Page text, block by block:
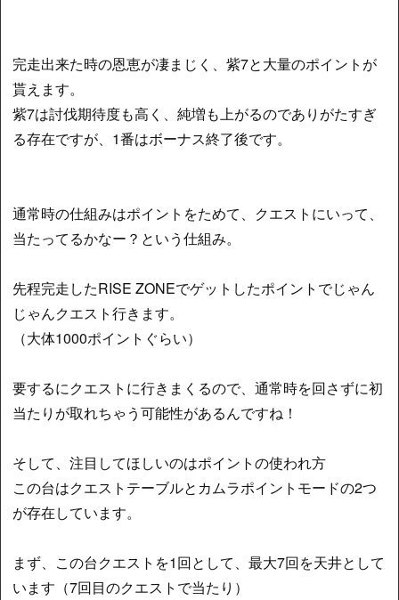
完走出来た時の恩恵が凄まじく、紫7と大量のポイントが
貰えます。
紫7は討伐期待度も高く、純増も上がるのでありがたすぎ
る存在ですが、1番はボーナス終了後です。
通常時の仕組みはポイントをためて、クエストにいって、
当たってるかなー？という仕組み。
先程完走したRISE ZONEでゲットしたポイントでじゃん
じゃんクエスト行きます。
（大体1000ポイントぐらい）
要するにクエストに行きまくるので、通常時を回さずに初
当たりが取れちゃう可能性があるんですね！
そして、注目してほしいのはポイントの使われ方
この台はクエストテーブルとカムラポイントモードの2つ
が存在しています。
まず、この台クエストを1回として、最大7回を天井として
います（7回目のクエストで当たり）